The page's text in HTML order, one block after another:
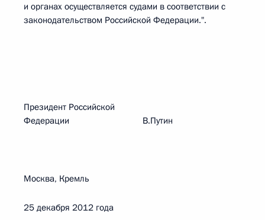
и органах осуществляется судами в соответствии с
законодательством Российской Федерации.".
Президент Российской
Федерации В.Путин
Москва, Кремль
25 декабря 2012 года